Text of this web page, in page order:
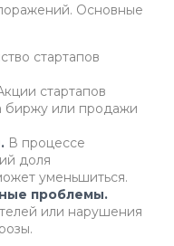
Основные
стартапов
стартапов
биржу или продажи
В процессе
доля
уменьшиться.
проблемы.
или нарушения